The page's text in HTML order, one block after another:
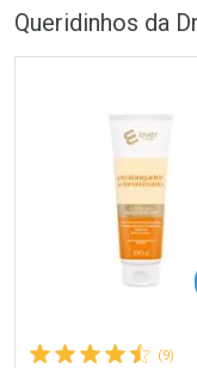
Queridinhos da
(9)